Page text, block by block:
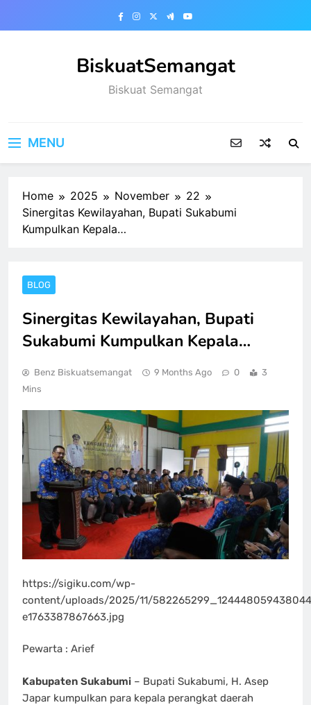
BiskuatSemangat
Biskuat Semangat
MENU
Home 2025 November
22
Sinergitas Kewilayahan, Bupati Sukabumi
Kumpulkan Kepala…
BLOG
Sinergitas Kewilayahan, Bupati
Sukabumi Kumpulkan Kepala…
Benz Biskuatsemangat 9 Months Ago 0
3
Mins
https://sigiku.com/wp-
content/uploads/2025/11/
e1763387867663.jpg
Pewarta : Arief
Kabupaten Sukabumi – Bupati Sukabumi, H. Asep
Japar kumpulkan para kepala perangkat daerah